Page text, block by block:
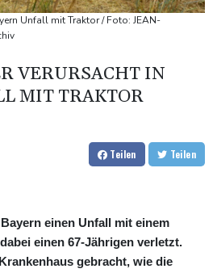
gegen Abschaffung der
Anti-Drohnen-Einheiten der
Unfall mit Traktor / Foto: JEAN-
VERURSACHT IN
MIT TRAKTOR
Teilen Teilen
einen Unfall mit einem
einen 67-Jährigen verletzt.
gebracht, wie die